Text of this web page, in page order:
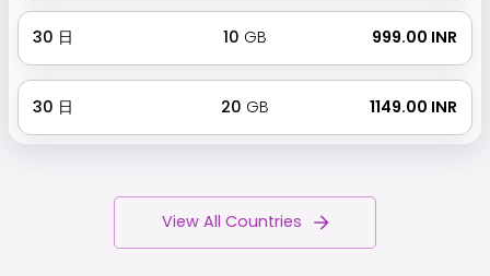
30 日 10 GB ₹ 999.00 INR
30 日 20 GB ₹ 1149.00 INR
View All Countries